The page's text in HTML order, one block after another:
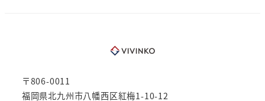
〒806-0011
福岡県北九州市八幡西区紅梅1-10-12